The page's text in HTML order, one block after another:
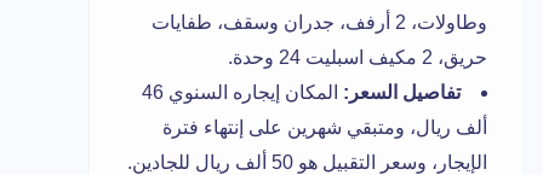
وطاولات، 2 أرفف، جدران وسقف، طفايات
حريق، 2 مكيف اسبليت 24 وحدة.
تفاصيل السعر:
المكان إيجاره السنوي 46
ألف ريال، ومتبقي شهرين على إنتهاء فترة
الإيجار، وسعر التقبيل هو 50 ألف ريال للجادين.